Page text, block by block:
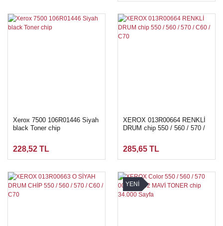
Xerox 7500 106R01446 Siyah
black Toner chip
228,52 TL
XEROX 013R00664 RENKLİ
DRUM chip 550 / 560 / 570 /
285,65 TL
YENİ